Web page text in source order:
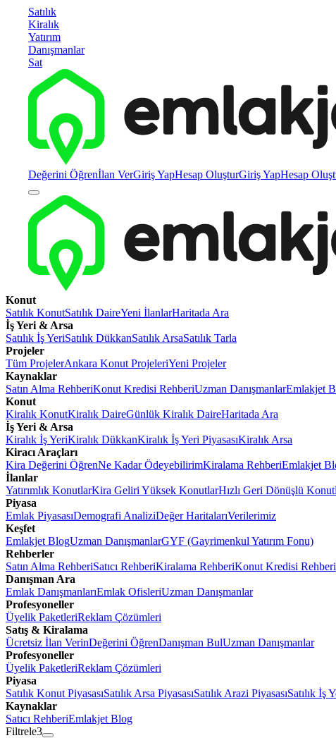
Satılık
Kiralık
Yatırım
Danışmanlar
Sat
Değerini Öğrenİlan VerGiriş YapHesap OluşturGiriş YapHesap
Konut
Satılık KonutSatılık DaireYeni İlanlarHaritada Ara
İş Yeri & Arsa
Satılık İş YeriSatılık DükkanSatılık ArsaSatılık Tarla
Projeler
Tüm ProjelerAnkara Konut ProjeleriYeni Projeler
Kaynaklar
Satın Alma RehberiKonut Kredisi RehberiUzman DanışmanlarEmlakjet
Konut
Kiralık KonutKiralık DaireGünlük Kiralık DaireHaritada Ara
İş Yeri & Arsa
Kiralık İş YeriKiralık DükkanKiralık İş Yeri PiyasasıKiralık Arsa
Kiracı Araçları
Kira Değerini ÖğrenNe Kadar ÖdeyebilirimKiralama RehberiEmlakjet
İlanlar
Yatırımlık KonutlarKira Geliri Yüksek KonutlarHızlı Geri Dönüşlü
Piyasa
Emlak PiyasasıDemografi AnaliziDeğer HaritalarıVerilerimiz
Keşfet
Emlakjet BlogUzman DanışmanlarGYF (Gayrimenkul Yatırım Fonu)
Rehberler
Satın Alma RehberiSatıcı RehberiKiralama RehberiKonut Kredisi Rehberi
Danışman Ara
Emlak DanışmanlarıEmlak OfisleriUzman Danışmanlar
Profesyoneller
Üyelik PaketleriReklam Çözümleri
Satış & Kiralama
Ücretsiz İlan VerinDeğerini ÖğrenDanışman BulUzman Danışmanlar
Profesyoneller
Üyelik PaketleriReklam Çözümleri
Piyasa
Satılık Konut PiyasasıSatılık Arsa PiyasasıSatılık Arazi PiyasasıSatılık İş
Kaynaklar
Satıcı RehberiEmlakjet Blog
Filtrele3